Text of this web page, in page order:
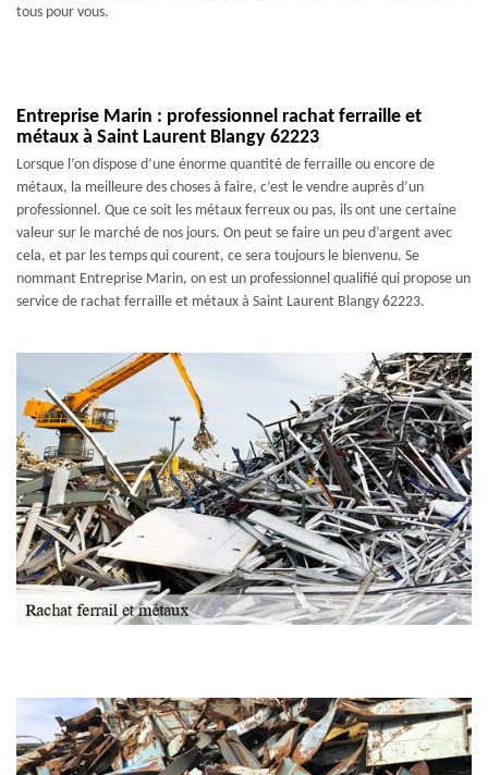
tous pour vous.
Entreprise Marin : professionnel rachat ferraille et
métaux à Saint Laurent Blangy 62223
Lorsque l’on dispose d’une énorme quantité de ferraille ou encore de
métaux, la meilleure des choses à faire, c’est le vendre auprès d’un
professionnel. Que ce soit les métaux ferreux ou pas, ils ont une certaine
valeur sur le marché de nos jours. On peut se faire un peu d’argent avec
cela, et par les temps qui courent, ce sera toujours le bienvenu. Se
nommant Entreprise Marin, on est un professionnel qualifié qui propose un
service de rachat ferraille et métaux à Saint Laurent Blangy 62223.